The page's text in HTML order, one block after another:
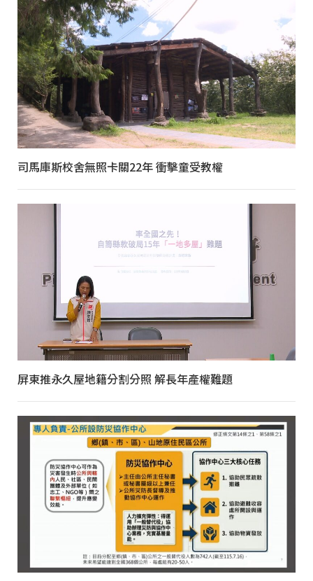
司馬庫斯校舍無照卡關22年 衝擊童受教權
屏東推永久屋地籍分割分照 解長年產權難題